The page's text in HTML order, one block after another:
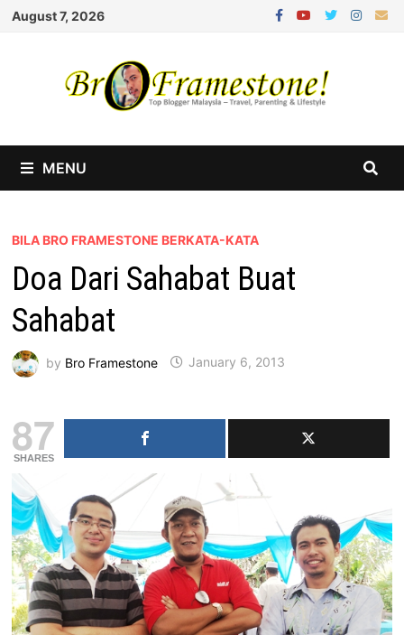
Skip
August 7, 2026
MENU
BILA BRO FRAMESTONE BERKATA-KATA
Doa Dari Sahabat Buat
Sahabat
by Bro Framestone January 6, 2013
87
SHARES